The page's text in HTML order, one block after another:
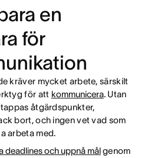
en
för
kräver mycket arbete, särskilt
för att kommunicera. Utan
åtgärdspunkter,
bort, och ingen vet vad som
arbeta med.
deadlines och uppnå målgenom